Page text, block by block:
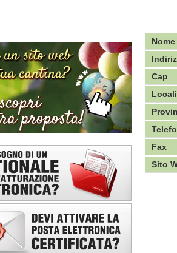
Nome
Cap
Fax
Sito